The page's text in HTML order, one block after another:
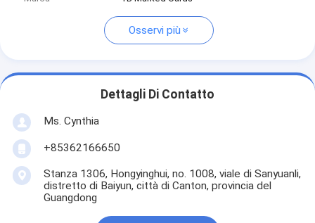
Osservi più
Dettagli Di Contatto
Ms. Cynthia
‪+85362166650‬
Stanza 1306, Hongyinghui, no. 1008, viale di Sanyuanli,
distretto di Baiyun, città di Canton, provincia del
Guangdong